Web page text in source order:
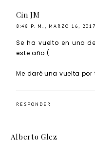
Cin JM
8:48 P. M., MARZO 16, 2017
Se ha vuelto en uno
este año (:
Me daré una vuelta por
RESPONDER
Alberto Glez